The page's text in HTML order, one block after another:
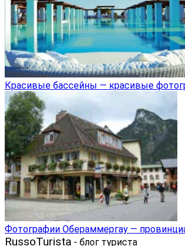
Красивые бассейны — красивые
Фотографии Обераммергау —
RussoTurista - блог туриста